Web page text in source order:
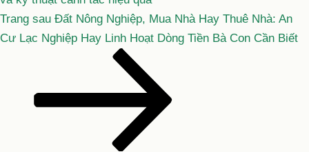
Bài
tiếp
Trang sau Đất Nông Nghiệp, Mua Nhà Hay Thuê Nhà: An
Cư Lạc Nghiệp Hay Linh Hoạt Dòng Tiền Bà Con Cần Biết